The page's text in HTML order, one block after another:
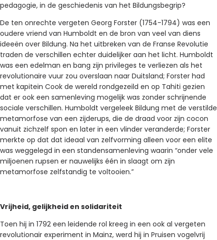
pedagogie, in de geschiedenis van het Bildungsbegrip?
De ten onrechte vergeten Georg Forster (1754-1794) was een
oudere vriend van Humboldt en de bron van veel van diens
ideeën over Bildung. Na het uitbreken van de Franse Revolutie
traden de verschillen echter duidelijker aan het licht. Humboldt
was een edelman en bang zijn privileges te verliezen als het
revolutionaire vuur zou overslaan naar Duitsland; Forster had
met kapitein Cook de wereld rondgezeild en op Tahiti gezien
dat er ook een samenleving mogelijk was zonder schrijnende
sociale verschillen. Humboldt vergeleek Bildung met de verstilde
metamorfose van een zijderups, die de draad voor zijn cocon
vanuit zichzelf spon en later in een vlinder veranderde; Forster
merkte op dat dat ideaal van zelfvorming alleen voor een elite
was weggelegd in een standensamenleving waarin “onder vele
miljoenen rupsen er nauwelijks één in slaagt om zijn
metamorfose zelfstandig te voltooien.”
Vrijheid, gelijkheid en solidariteit
Toen hij in 1792 een leidende rol kreeg in een ook al vergeten
revolutionair experiment in Mainz, werd hij in Pruisen vogelvrij